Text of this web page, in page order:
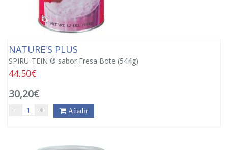
NATURE'S PLUS
SPIRU-TEIN ® sabor Fresa Bote (544g)
44.50€
30,20€
- + Añadir